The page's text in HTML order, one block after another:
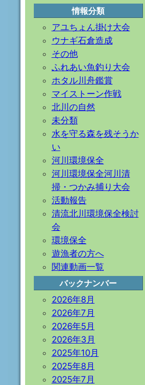
情報分類
アユちょん掛け大会
ウナギ石倉造成
その他
ふれあい魚釣り大会
ホタル川舟鑑賞
マイストーン作戦
北川の自然
未分類
水を守る森を残そうか
い
河川環境保全
河川環境保全河川清
掃・つかみ捕り大会
活動報告
清流北川環境保全検討
会
環境保全
遊漁者の方へ
関連動画一覧
バックナンバー
2026年8月
2026年7月
2026年5月
2026年3月
2025年10月
2025年8月
2025年7月